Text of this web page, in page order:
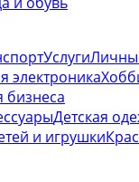
Услуги
электроника
бизнеса
Детская
и игрушки